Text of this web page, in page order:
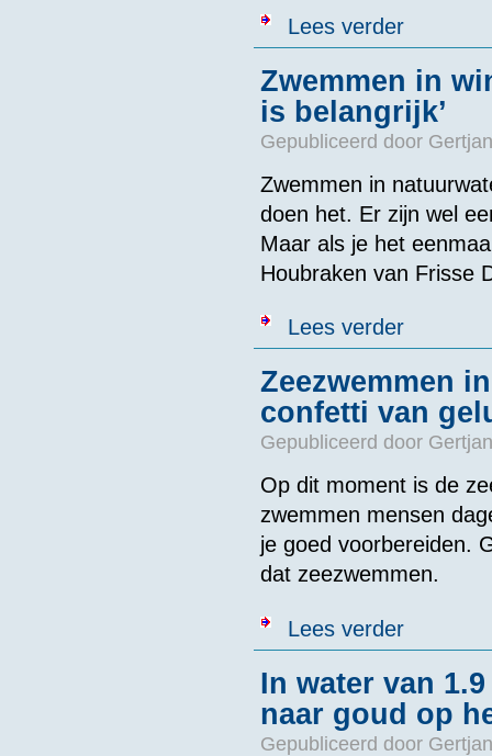
Lees verderover
Zwemmen in
is belangrijk’
Gepubliceerd door
Zwemmen in
doen het. Er zijn wel
Maar als je het
Houbraken van Frisse
Lees verderover
Zeezwemmen
confetti van
Gepubliceerd door
Op dit moment is de
zwemmen mensen
je goed voorbereiden.
dat zeezwemmen.
Lees verderover
In water van
naar goud op
Gepubliceerd door